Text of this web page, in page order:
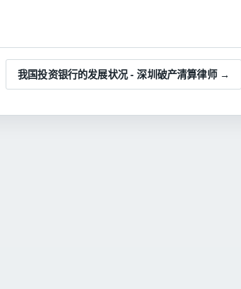
我国投资银行的发展状况 - 深圳破产清算律师 →